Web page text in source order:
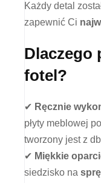
Każdy detal
zapewnić Ci
Dlaczego
fotel?
✔ Ręcznie
płyty meblowej
tworzony jest z
✔ Miękkie
siedzisko na